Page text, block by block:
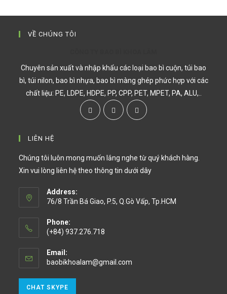
VỀ CHÚNG TÔI
Chuyên sản xuất và nhập khẩu các loại bao bì cuộn, túi bao
bì, túi nilon, bao bì nhựa, bao bì màng ghép phức hợp với các
chất liệu: PE, LDPE, HDPE, PP, CPP, PET, MPET, PA, ALU,..
LIÊN HỆ
Chúng tôi luôn mong muốn lắng nghe từ quý khách hàng.
Xin vui lòng liên hệ theo thông tin dưới dây
Address:
76/8 Trần Bá Giao, P.5, Q.Gò Vấp, Tp.HCM
Phone:
(+84) 937.276.718
Email:
baobikhoalam@gmail.com
CHAT SKYPE